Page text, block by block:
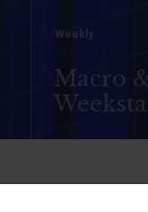
Weekly
Macro